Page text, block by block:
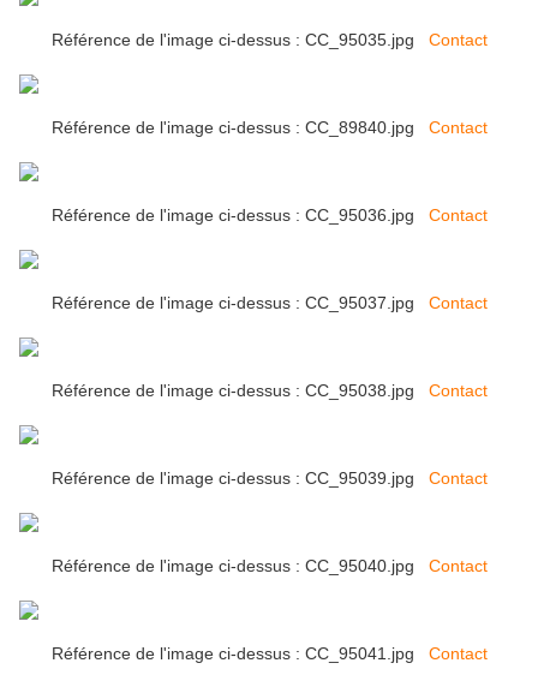
Référence de l'image ci-dessus : CC_95035.jpg Contact
Référence de l'image ci-dessus : CC_89840.jpg Contact
Référence de l'image ci-dessus : CC_95036.jpg Contact
Référence de l'image ci-dessus : CC_95037.jpg Contact
Référence de l'image ci-dessus : CC_95038.jpg Contact
Référence de l'image ci-dessus : CC_95039.jpg Contact
Référence de l'image ci-dessus : CC_95040.jpg Contact
Référence de l'image ci-dessus : CC_95041.jpg Contact